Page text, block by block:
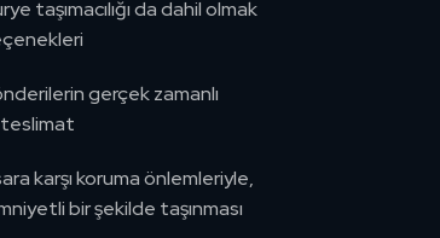
taşımacılığı da dahil olmak
gerçek zamanlı
teslimat
karşı koruma önlemleriyle,
bir şekilde taşınması